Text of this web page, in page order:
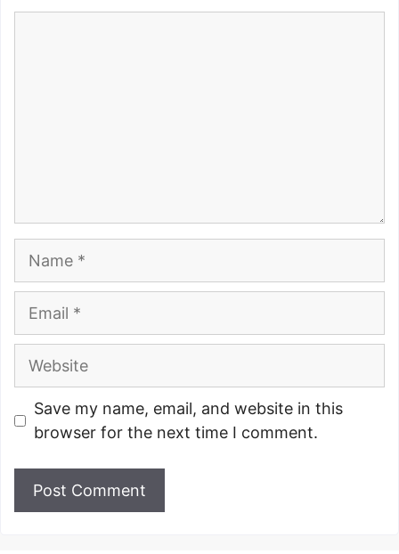
Website
Save my name, email, and website in this
browser for the next time I comment.